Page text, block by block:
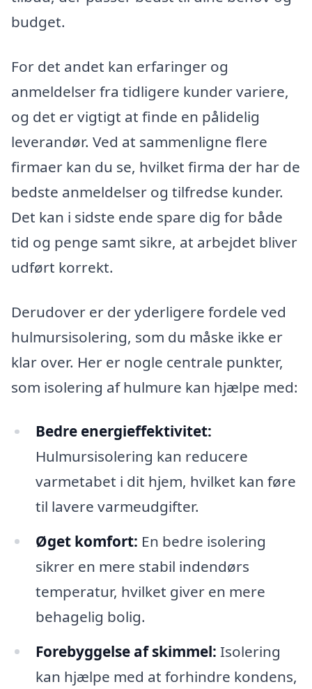
budget.
For det andet kan erfaringer og
anmeldelser fra tidligere kunder variere,
og det er vigtigt at finde en pålidelig
leverandør. Ved at sammenligne flere
firmaer kan du se, hvilket firma der har de
bedste anmeldelser og tilfredse kunder.
Det kan i sidste ende spare dig for både
tid og penge samt sikre, at arbejdet bliver
udført korrekt.
Derudover er der yderligere fordele ved
hulmursisolering, som du måske ikke er
klar over. Her er nogle centrale punkter,
som isolering af hulmure kan hjælpe med:
Bedre energieffektivitet:
Hulmursisolering kan reducere
varmetabet i dit hjem, hvilket kan føre
til lavere varmeudgifter.
Øget komfort: En bedre isolering
sikrer en mere stabil indendørs
temperatur, hvilket giver en mere
behagelig bolig.
Forebyggelse af skimmel: Isolering
kan hjælpe med at forhindre kondens,